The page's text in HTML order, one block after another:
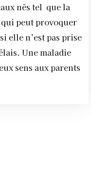
nés tel que la
peut provoquer
elle n’est pas prise
Une maladie
sens aux parents